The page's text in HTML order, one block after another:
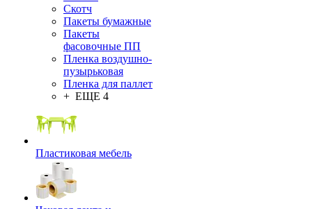
Скотч
Пакеты бумажные
Пакеты
фасовочные ПП
Пленка воздушно-
пузырьковая
Пленка для паллет
+ ЕЩЕ 4
Пластиковая мебель